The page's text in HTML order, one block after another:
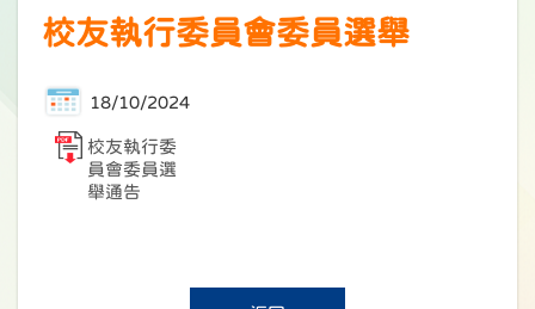
校友執行委員會委員選舉
18/10/2024
校友執行委
員會委員選
舉通告